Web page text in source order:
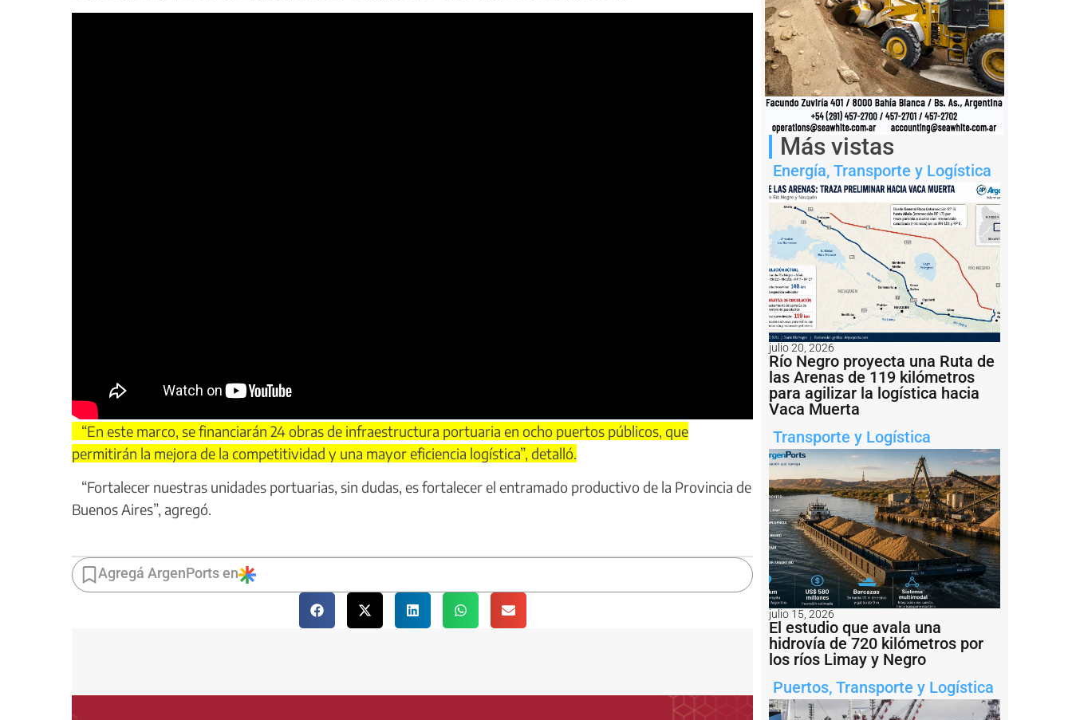
“En este marco, se financiarán 24 obras de infraestructura portuaria en ocho puertos públicos, que
permitirán la mejora de la competitividad y una mayor eficiencia logística”, detalló.
“Fortalecer nuestras unidades portuarias, sin dudas, es fortalecer el entramado productivo de la Provincia de
Buenos Aires”, agregó.
Agregá ArgenPorts en
Más vistas
Energía, Transporte y Logística
julio 20, 2026
Río Negro proyecta una Ruta de
las Arenas de 119 kilómetros
para agilizar la logística hacia
Vaca Muerta
Transporte y Logística
julio 15, 2026
El estudio que avala una
hidrovía de 720 kilómetros por
los ríos Limay y Negro
Puertos, Transporte y Logística